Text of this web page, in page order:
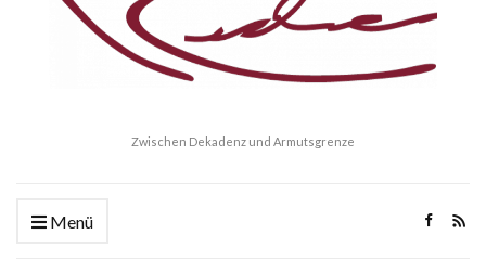
Zwischen Dekadenz und Armutsgrenze
Menü